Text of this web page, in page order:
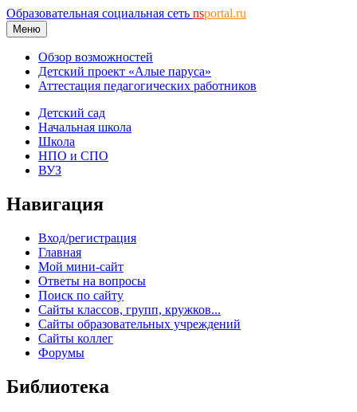
Образовательная социальная сеть nsportal.ru
Меню
Обзор возможностей
Детский проект «Алые паруса»
Аттестация педагогических работников
Детский сад
Начальная школа
Школа
НПО и СПО
ВУЗ
Навигация
Вход/регистрация
Главная
Мой мини-сайт
Ответы на вопросы
Поиск по сайту
Сайты классов, групп, кружков...
Сайты образовательных учреждений
Сайты коллег
Форумы
Библиотека